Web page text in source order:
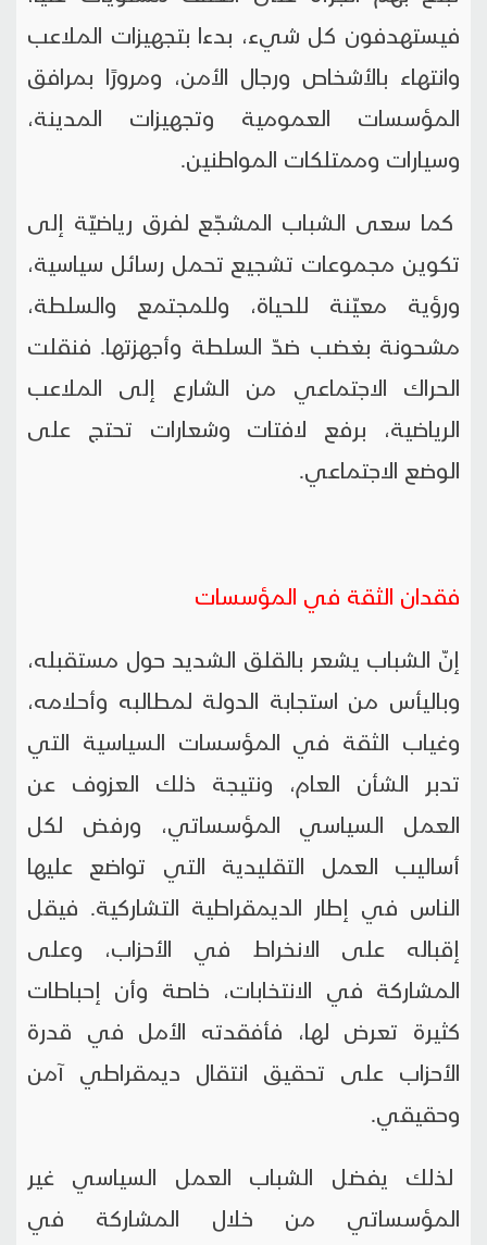
فيستهدفون كل شيء، بدءا بتجهيزات الملاعب
وانتهاء بالأشخاص ورجال الأمن، ومرورًا بمرافق
المؤسسات العمومية وتجهيزات المدينة،
وسيارات وممتلكات المواطنين.
كما سعى الشباب المشجّع لفرق رياضيّة إلى
تكوين مجموعات تشجيع تحمل رسائل سياسية،
ورؤية معيّنة للحياة، وللمجتمع والسلطة،
مشحونة بغضب ضدّ السلطة وأجهزتها. فنقلت
الحراك الاجتماعي من الشارع إلى الملاعب
الرياضية، برفع لافتات وشعارات تحتج على
الوضع الاجتماعي.
فقدان الثقة في المؤسسات
إنّ الشباب يشعر بالقلق الشديد حول مستقبله،
وباليأس من استجابة الدولة لمطالبه وأحلامه،
وغياب الثقة في المؤسسات السياسية التي
تدبر الشأن العام، ونتيجة ذلك العزوف عن
العمل السياسي المؤسساتي، ورفض لكل
أساليب العمل التقليدية التي تواضع عليها
الناس في إطار الديمقراطية التشاركية. فيقل
إقباله على الانخراط في الأحزاب، وعلى
المشاركة في الانتخابات، خاصة وأن إحباطات
كثيرة تعرض لها، فأفقدته الأمل في قدرة
الأحزاب على تحقيق انتقال ديمقراطي آمن
وحقيقي.
لذلك يفضل الشباب العمل السياسي غير
المؤسساتي من خلال المشاركة في